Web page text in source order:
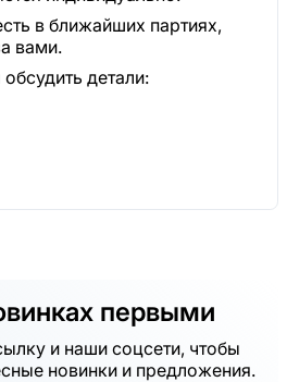
в ближайших партиях,
вами.
детали:
первыми
и наши соцсети, чтобы
новинки и предложения.